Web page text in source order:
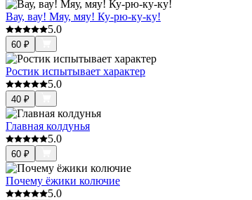
Вау, вау! Мяу, мяу! Ку-рю-ку-ку!
5.0
60 ₽
Ростик испытывает характер
5.0
40 ₽
Главная колдунья
5.0
60 ₽
Почему ёжики колючие
5.0